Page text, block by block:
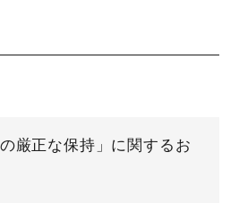
厳正な保持」に関するお